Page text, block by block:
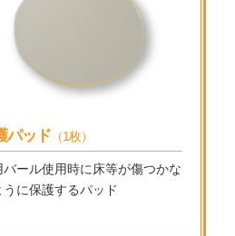
パッド （1枚）
バール使用時に床等が傷つかな
うに保護するパッド